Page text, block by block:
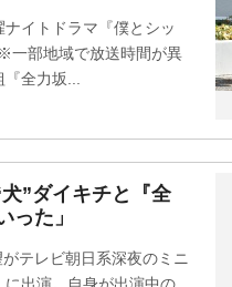
イトドラマ『僕とシッ
一部地域で放送時間が異
『全力坂...
”ダイキチと『全
った」
テレビ朝日系深夜のミニ